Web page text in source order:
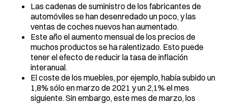
Las cadenas de suministro de los fabricantes de
automóviles se han desenredado un poco, y las
ventas de coches nuevos han aumentado.
Este año el aumento mensual de los precios de
muchos productos se ha ralentizado. Esto puede
tener el efecto de reducir la tasa de inflación
interanual.
El coste de los muebles, por ejemplo, había subido un
1,8% sólo en marzo de 2021 y un 2,1% el mes
siguiente. Sin embargo, este mes de marzo, los